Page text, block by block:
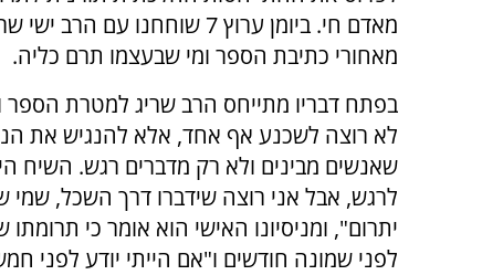
מאדם חי. ביומן ערוץ 7 שוחחנו עם
מאחורי כתיבת הספר ומי שבעצמו תרם כליה.
בפתח דבריו מתייחס הרב שריג למטרת הספר
לא רוצה לשכנע אף אחד, אלא להנגיש את
שאנשים מבינים ולא רק מדברים רגש. השיח
לרגש, אבל אני רוצה שידברו דרך השכל, שמי
יתרום", ומניסיונו האישי הוא אומר כי
לפני שמונה חודשים ו"אם הייתי יודע לפני